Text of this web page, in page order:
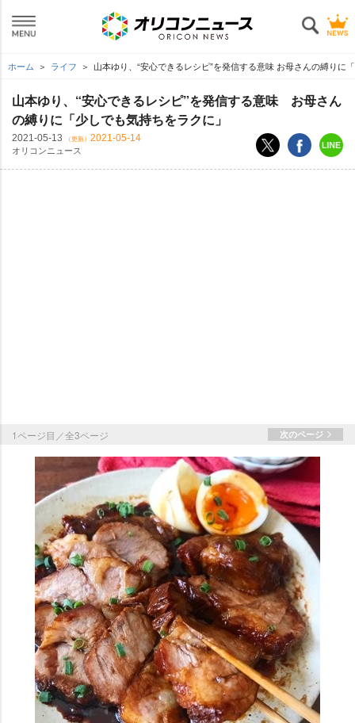
ホーム ライフ 山本ゆり、“安心できるレシピ”を発信する意味 お母さんの縛りに
山本ゆり、“安心できるレシピ”を発信する意味 お母さん
の縛りに「少しでも気持ちをラクに」
2021-05-13 （更新） 2021-05-14
オリコンニュース
1ページ目／全3ページ 次のページ